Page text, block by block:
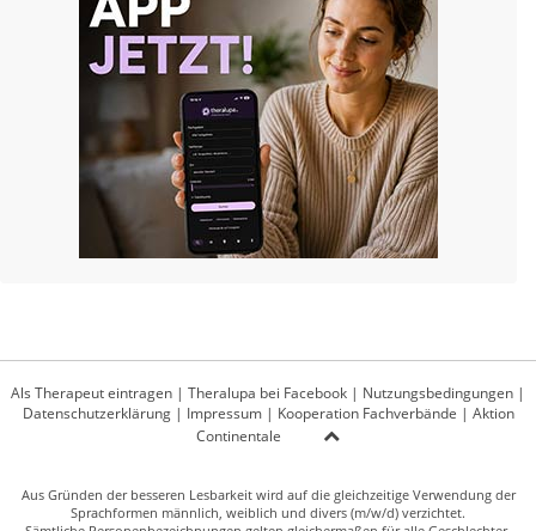
Als Therapeut eintragen | Theralupa bei Facebook | Nutzungsbedingungen |
Datenschutzerklärung| Impressum| Kooperation Fachverbände | Aktion
Continentale
Aus Gründen der besseren Lesbarkeit wird auf die gleichzeitige Verwendung der
Sprachformen männlich, weiblich und divers (m/w/d) verzichtet.